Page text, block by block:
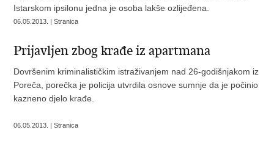
Istarskom ipsilonu jedna je osoba lakše ozlijeđena.
06.05.2013. | Stranica
Prijavljen zbog krađe iz apartmana
Dovršenim kriminalističkim istraživanjem nad 26-godišnjakom iz
Poreča, porečka je policija utvrdila osnove sumnje da je počinio
kazneno djelo krađe.
06.05.2013. | Stranica